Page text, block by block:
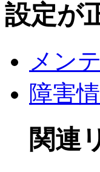
設定が
メン
障害
関連